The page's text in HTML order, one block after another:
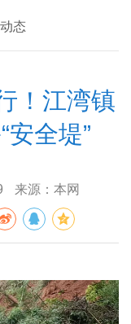
态
！江湾镇
安全堤”
来源： 本网